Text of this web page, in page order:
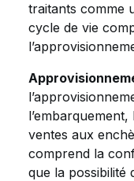
traitants comme
cycle de vie
ventes aux
comprend la
que la possibilité